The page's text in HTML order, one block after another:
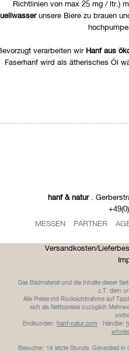
Richtlinien von max 25 mg / ltr.)
unsere Biere zu brauen
verarbeiten wir Hanf aus
Faserhanf wird als ätherisches Öl
hanf & natur.
MESSEN
PARTNER
Versandkosten/
Das Bildmaterial und die Inhalte dieser
z.T. dem
Alle Preise mit Rücksichtnahme auf
sich als Nettopreise zuzüglich
Endkunden: hanf-natur.com · Händler:
Besucher: 18 letzte Stunde. Generated